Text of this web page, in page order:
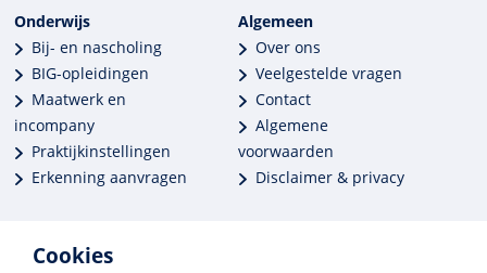
Cookies
Onderwijs
Bij- en nascholing
BIG-opleidingen
Maatwerk en
incompany
Praktijkinstellingen
Erkenning aanvragen
Algemeen
Over ons
Veelgestelde vragen
Contact
Algemene
voorwaarden
Disclaimer & privacy